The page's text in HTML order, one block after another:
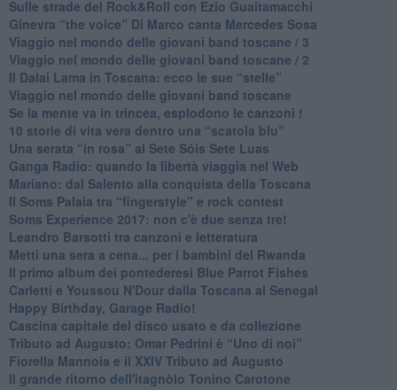
Sulle strade del Rock&Roll con Ezio Guaitamacchi
​Ginevra “the voice” Di Marco canta Mercedes Sosa
Viaggio nel mondo delle giovani band toscane / 3
​Viaggio nel mondo delle giovani band toscane / 2
Il Dalai Lama in Toscana: ecco le sue “stelle”
Viaggio nel mondo delle giovani band toscane
Se la mente va in trincea, esplodono le canzoni !
​10 storie di vita vera dentro una “scatola blu”
​Una serata “in rosa” al Sete Sóis Sete Luas
Ganga Radio: quando la libertà viaggia nel Web
Mariano: dal Salento alla conquista della Toscana
​Il Soms Palaia tra “fingerstyle” e rock contest
Soms Experience 2017: non c'è due senza tre!
​Leandro Barsotti tra canzoni e letteratura
​Metti una sera a cena... per i bambini del Rwanda
​Il primo album dei pontederesi Blue Parrot Fishes
Carletti e Youssou N'Dour dalla Toscana al Senegal
Happy Birthday, Garage Radio!
​Cascina capitale del disco usato e da collezione
Tributo ad Augusto: Omar Pedrini è “Uno di noi”
​Fiorella Mannoia e il XXIV Tributo ad Augusto
Il grande ritorno dell'itagnòlo Tonino Carotone